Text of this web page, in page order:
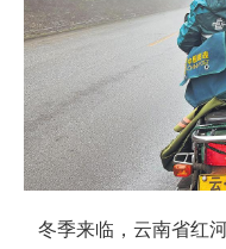
冬季来临，云南省红